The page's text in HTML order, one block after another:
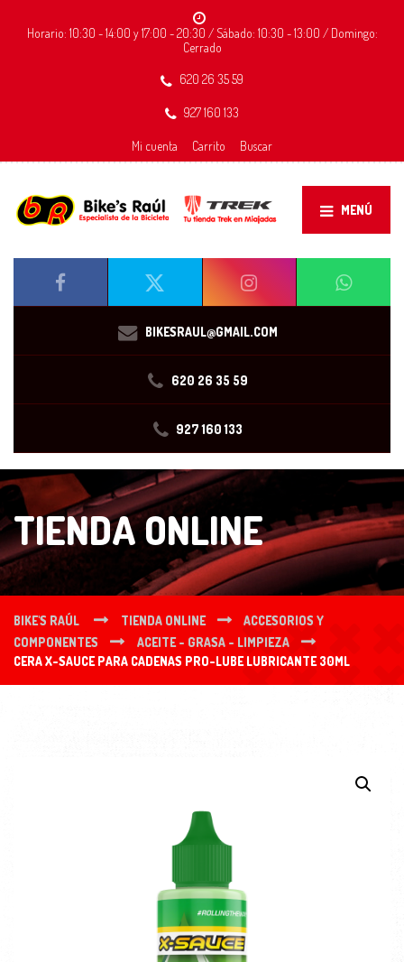
Horario: 10:30 - 14:00 y 17:00 - 20:30 / Sábado: 10:30 - 13:00 / Domingo:
Cerrado
620 26 35 59
927 160 133
Mi cuenta Carrito Buscar
MENÚ
BIKESRAUL@GMAIL.COM
620 26 35 59
927 160 133
TIENDA ONLINE
BIKE'S RAÚL TIENDA ONLINE
ACCESORIOS Y
COMPONENTES
ACEITE - GRASA - LIMPIEZA
CERA X-SAUCE PARA CADENAS PRO-LUBE LUBRICANTE 30ML